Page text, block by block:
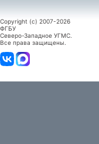
Copyright (c) 2007-2026
ФГБУ
Северо-Западное УГМС.
Все права защищены.